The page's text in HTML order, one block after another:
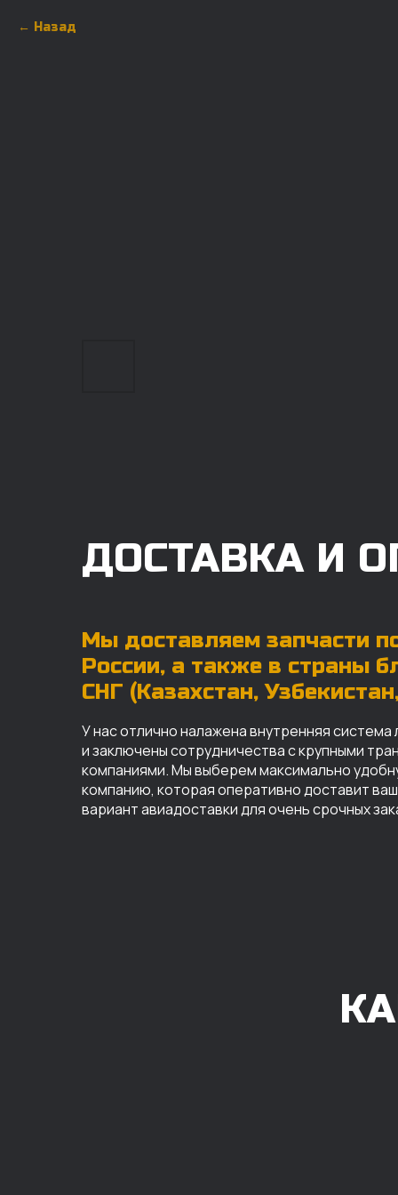
Назад
ДОСТАВКА И
Мы доставляем запчасти
России, а также в страны
СНГ (Казахстан,
У нас отлично налажена внутренняя система
и заключены сотрудничества с крупными
компаниями. Мы выберем максимально
компанию, которая оперативно доставит ваш
вариант авиадоставки для очень срочных